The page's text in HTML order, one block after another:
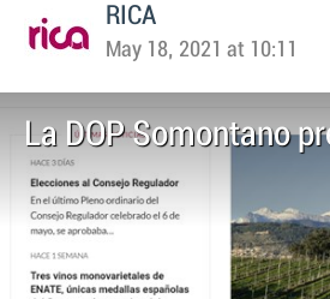
RICA
May 18, 2021 at 10:11
La DOP Somontano